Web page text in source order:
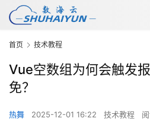
首页 技术教程
Vue空数组为何会触发
免？
热舞 2025-12-01 16:22 技术教程